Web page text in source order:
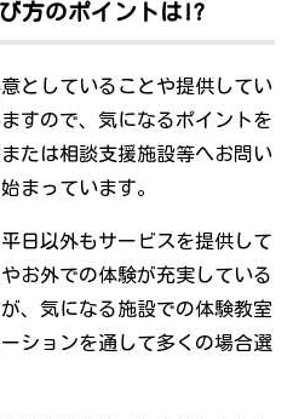
方のポイントは!?
としていることや提供してい
すので、気になるポイントを
たは相談支援施設等へお問い
まっています。
日以外もサービスを提供して
お外での体験が充実している
、気になる施設での体験教室
ションを通して多くの場合選